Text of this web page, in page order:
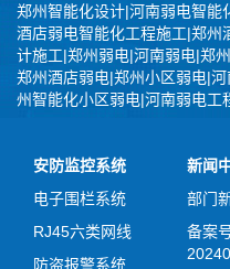
郑州智能化设计|河南弱电智能
酒店弱电智能化工程施工|郑州
计施工|郑州弱电|河南弱电|郑
郑州酒店弱电|郑州小区弱电|
州智能化小区弱电|河南弱电工
安防监控系统
电子围栏系统
RJ45六类网线
防盗报警系统
新闻
部门
备案